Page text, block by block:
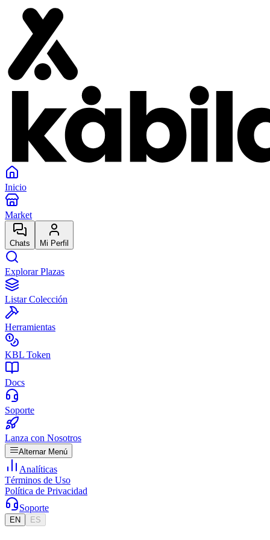
Inicio
Market
Chats Mi Perfil
Explorar Plazas
Listar Colección
Herramientas
KBL Token
Docs
Soporte
Lanza con Nosotros
Alternar Menú
Analíticas
Términos de Uso
Política de Privacidad
Soporte
EN ES